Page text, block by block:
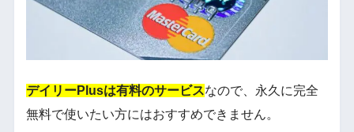
デイリーPlusは有料のサービスなので、永久に完全
無料で使いたい方にはおすすめできません。